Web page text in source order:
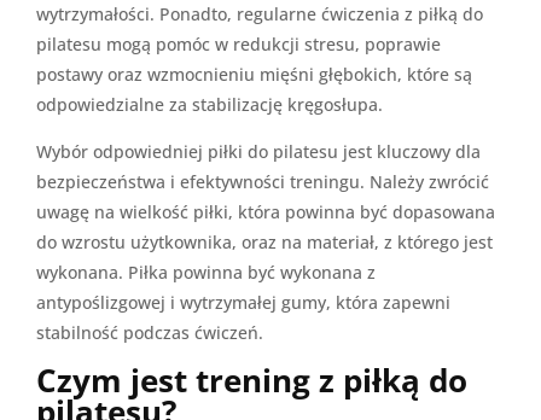
wytrzymałości. Ponadto, regularne ćwiczenia z piłką do
pilatesu mogą pomóc w redukcji stresu, poprawie
postawy oraz wzmocnieniu mięśni głębokich, które są
odpowiedzialne za stabilizację kręgosłupa.
Wybór odpowiedniej piłki do pilatesu jest kluczowy dla
bezpieczeństwa i efektywności treningu. Należy zwrócić
uwagę na wielkość piłki, która powinna być dopasowana
do wzrostu użytkownika, oraz na materiał, z którego jest
wykonana. Piłka powinna być wykonana z
antypoślizgowej i wytrzymałej gumy, która zapewni
stabilność podczas ćwiczeń.
Czym jest trening z piłką do
pilatesu?